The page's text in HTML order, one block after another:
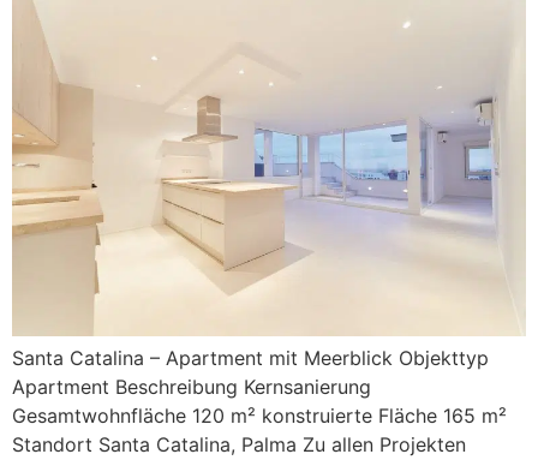
Santa Catalina – Apartment mit Meerblick Objekttyp
Apartment Beschreibung Kernsanierung
Gesamtwohnfläche 120 m² konstruierte Fläche 165 m²
Standort Santa Catalina, Palma Zu allen Projekten